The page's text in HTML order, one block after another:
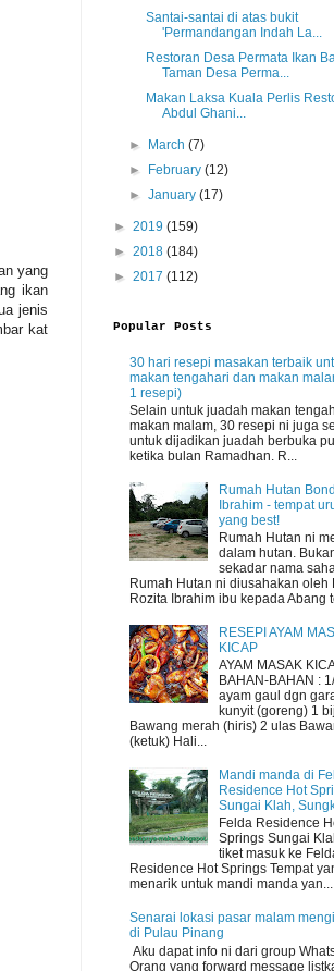
yang
ikan
jenis
kat
Santai-santai di atas bukit
'Permandangan Indah La...
Restoran Desa Permata Ikan
Taman Desa Perma...
Makan Laksa Kuala Perlis
Abdul Ghani...
► March(7)
►
February(12)
►January(17)
► 2019 (159)
► 2018 (184)
► 2017 (112)
Popular Posts
30 hari resepi masakan terbaik
makan tengahari dan makan
1 resepi)
Selain untuk juadah makan
makan malam, 30 resepi ni juga
untuk dijadikan juadah berbuka
ketika bulan Ramadhan. R...
Rumah Hutan
Ibrahim - tempat
yang best!
Rumah Hutan ni
dalam hutan.
sekadar nama
Rumah Hutan ni diusahakan oleh
Rozita Ibrahim ibu kepada Abang
RESEPI AYAM
KICAP
AYAM MASAK
BAHAN-BAHAN :
ayam gaul dgn
kunyit (goreng) 1
Bawang merah (hiris) 2 ulas
(ketuk) Hali...
Mandi manda di
Residence Hot
Sungai Klah,
Felda Residence
Springs Sungai
tiket masuk ke
Residence Hot Springs Tempat
menarik untuk mandi manda yan...
Senarai lokasi pasar malam
di Pulau Pinang
Aku dapat info ni dari group
Orang yang forward message